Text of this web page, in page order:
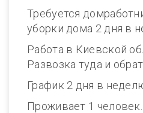
Требуется
уборки дома 2 дня в
Работа в Киевской
Развозка туда и
График 2 дня в
Проживает 1 человек.